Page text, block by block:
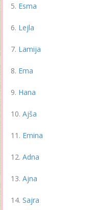
Esma
Lejla
Lamija
Ema
Hana
Ajša
Emina
Adna
Ajna
Sajra